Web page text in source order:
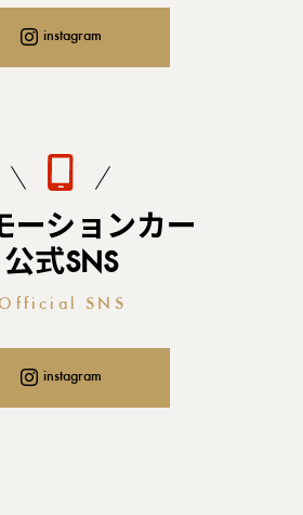
instagram
ーションカー
公式SNS
SNS
instagram